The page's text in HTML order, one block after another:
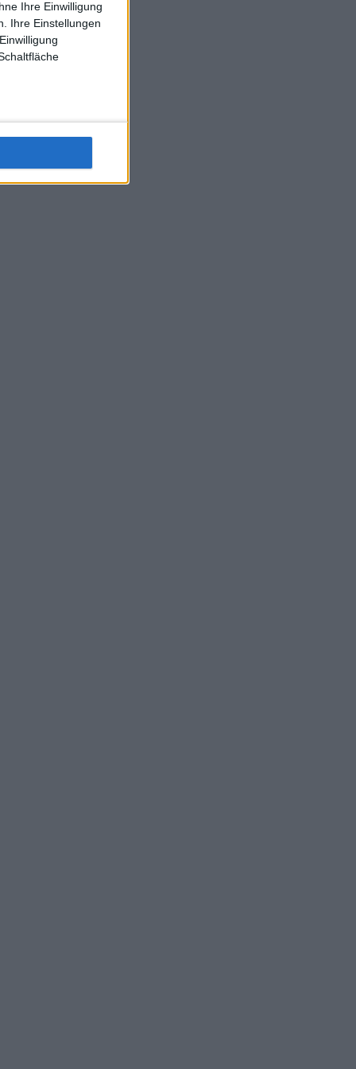
Ihre Einwilligung
Ihre Einstellungen
L-Struff wahrscheinlich morge 3 Spiele absolvieren (2.
1x Doppel) dank der hervorragenden Unterstützung
für F-A-A